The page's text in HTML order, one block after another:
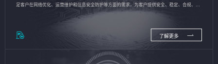
足客户在网络优化、运营维护和信息安全防护等方面的需求，为客户提供安全、稳定、合规、持
了解更多